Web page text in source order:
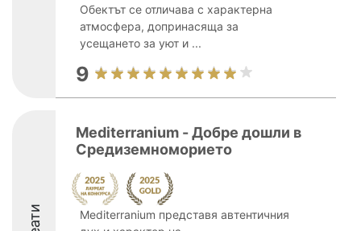
Обектът се отличава с характерна
атмосфера, допринасяща за
усещането за уют и ...
9
Mediterranium - Добре дошли в
Средиземноморието
Mediterranium представя автентичния